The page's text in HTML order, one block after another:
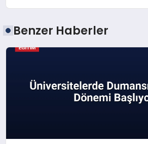
Benzer Haberler